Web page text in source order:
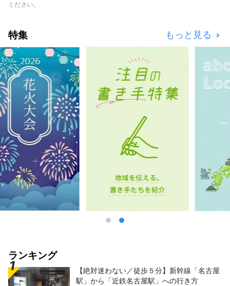
ください。
特集 もっと見る
ランキング
【絶対迷わない／徒歩５分】新幹線「名古屋
駅」から「近鉄名古屋駅」への行き方